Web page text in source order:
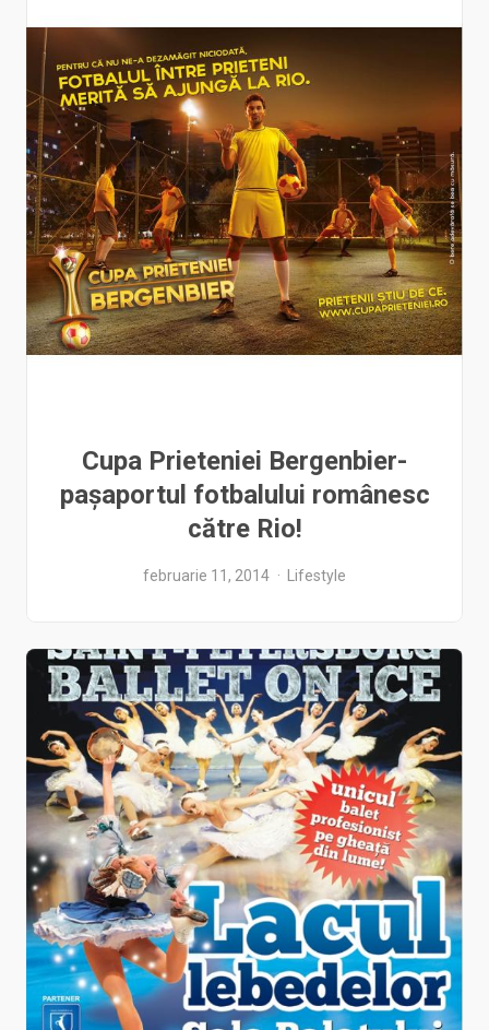
Cupa Prieteniei Bergenbier-
pașaportul fotbalului românesc
către Rio!
februarie 11, 2014 Lifestyle